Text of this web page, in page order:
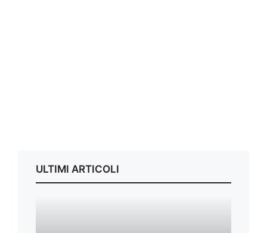
ULTIMI ARTICOLI